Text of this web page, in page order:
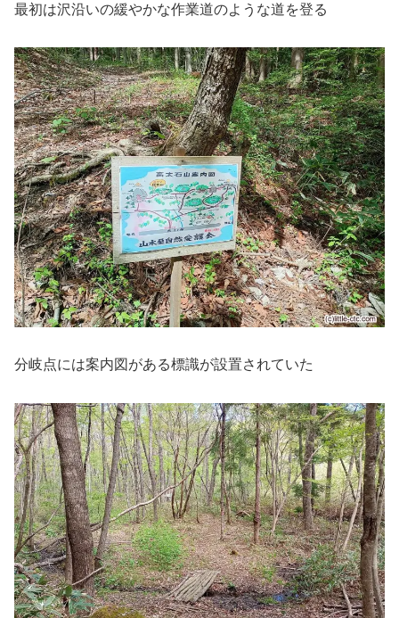
最初は沢沿いの緩やかな作業道のような道を登る
分岐点には案内図がある標識が設置されていた